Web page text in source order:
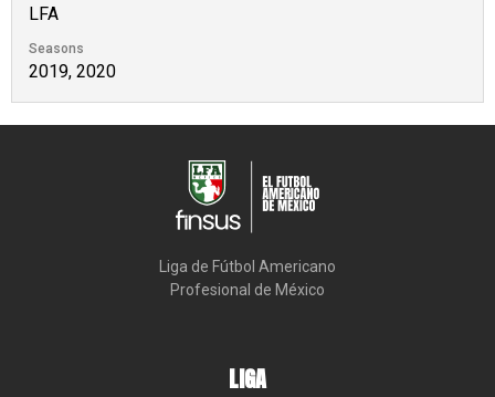
LFA
Seasons
2019, 2020
Liga de Fútbol Americano
Profesional de México
LIGA